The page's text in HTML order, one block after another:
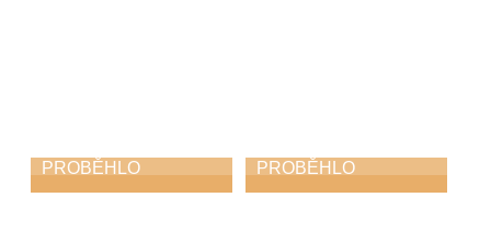
PROBĚHLO PROBĚHLO